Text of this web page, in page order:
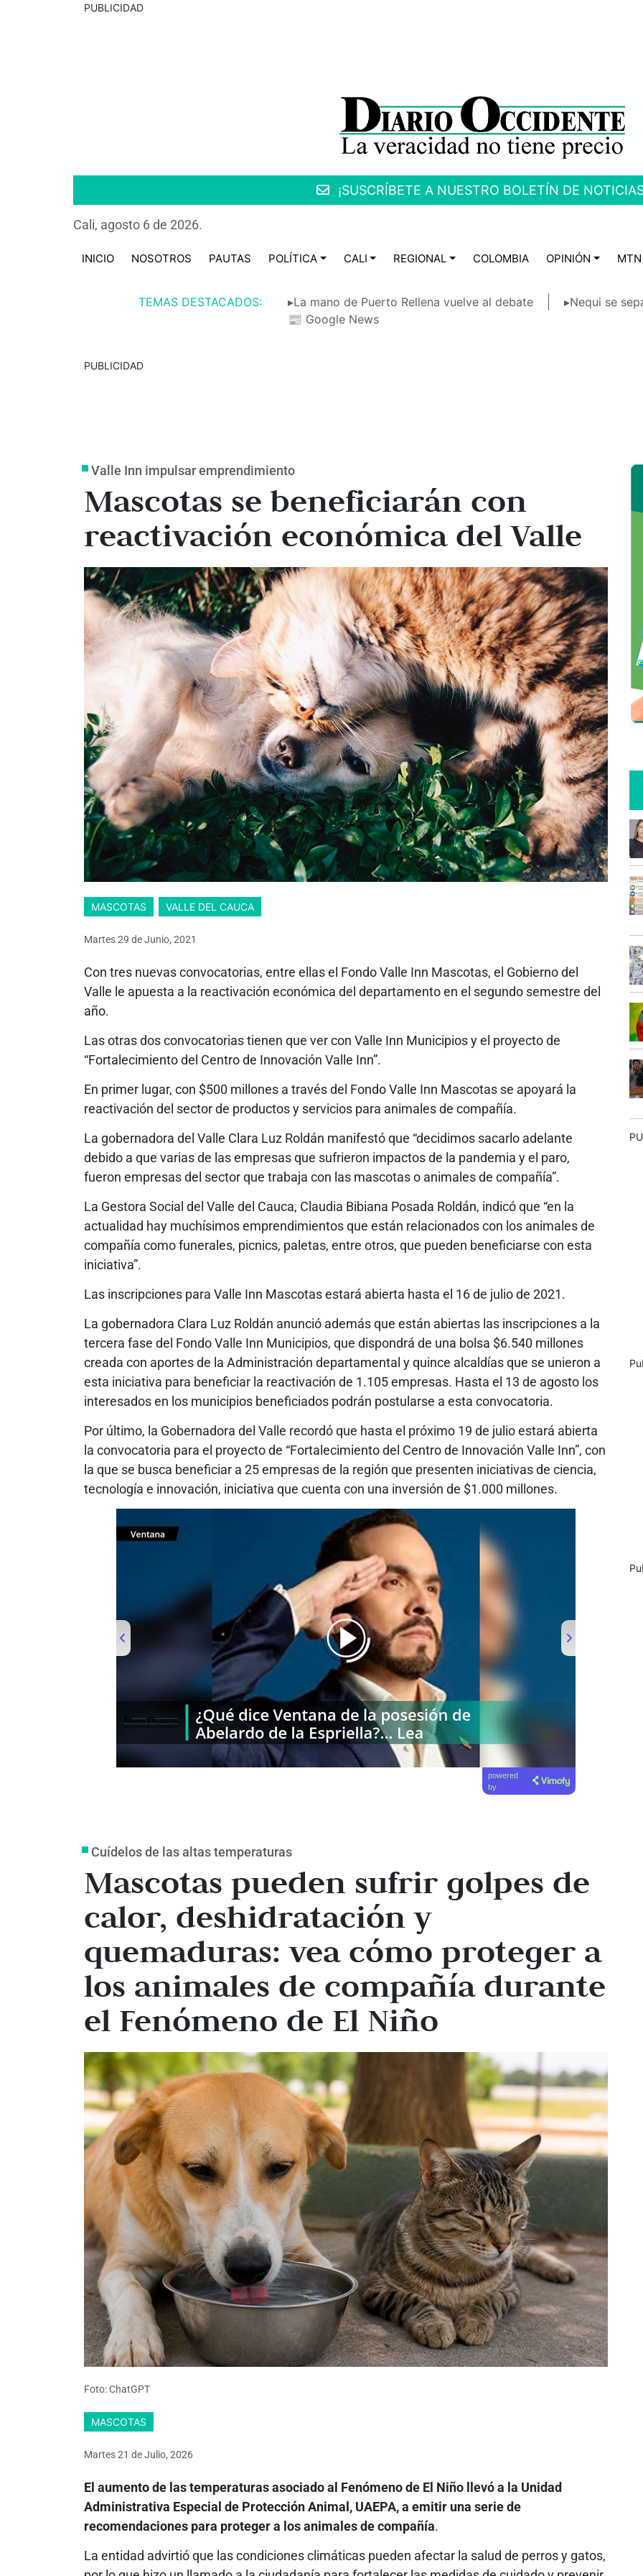
PUBLICIDAD
¡SUSCRÍBETE A NUESTRO BOLETÍN DE
Cali, agosto 6 de 2026.
INICIO NOSOTROS PAUTAS POLÍTICA CALI REGIONAL COLOMBIA OPINIÓN MTN
TEMAS DESTACADOS: ▸La mano de Puerto Rellena vuelve al debate
▸Nequi se
📰 Google News
PUBLICIDAD
Valle Inn impulsar emprendimiento
Mascotas se beneficiarán con
reactivación económica del Valle
MASCOTAS VALLE DEL CAUCA
Martes 29 deJunio, 2021
Con tres nuevas convocatorias, entre ellas el Fondo Valle Inn Mascotas, el Gobierno del
Valle le apuesta a la reactivación económica del departamento en el segundo semestre del
año.
Las otras dos convocatorias tienen que ver con Valle Inn Municipios y el proyecto de
“Fortalecimiento del Centro de Innovación Valle Inn”.
En primer lugar, con $500 millones a través del Fondo Valle Inn Mascotas se apoyará la
reactivación del sector de productos y servicios para animales de compañía.
La gobernadora del Valle Clara Luz Roldán manifestó que “decidimos sacarlo adelante
debido a que varias de las empresas que sufrieron impactos de la pandemia y el paro,
fueron empresas del sector que trabaja con las mascotas o animales de compañía”.
La Gestora Social del Valle del Cauca, Claudia Bibiana Posada Roldán, indicó que “en la
actualidad hay muchísimos emprendimientos que están relacionados con los animales de
compañía como funerales, picnics, paletas, entre otros, que pueden beneficiarse con esta
iniciativa”.
Las inscripciones para Valle Inn Mascotas estará abierta hasta el 16 de julio de 2021.
La gobernadora Clara Luz Roldán anunció además que están abiertas las inscripciones a la
tercera fase del Fondo Valle Inn Municipios, que dispondrá de una bolsa $6.540 millones
creada con aportes de la Administración departamental y quince alcaldías que se unieron a
esta iniciativa para beneficiar la reactivación de 1.105 empresas. Hasta el 13 de agosto los
interesados en los municipios beneficiados podrán postularse a esta convocatoria.
Por último, la Gobernadora del Valle recordó que hasta el próximo 19 de julio estará abierta
la convocatoria para el proyecto de “Fortalecimiento del Centro de Innovación Valle Inn”, con
la que se busca beneficiar a 25 empresas de la región que presenten iniciativas de ciencia,
tecnología e innovación, iniciativa que cuenta con una inversión de $1.000 millones.
01:00 occidente
powered
by
Cuídelos de las altas temperaturas
Mascotas pueden sufrir golpes de
calor, deshidratación y
quemaduras: vea cómo proteger a
los animales de compañía durante
el Fenómeno de El Niño
Foto: ChatGPT
MASCOTAS
Martes 21 deJulio, 2026
El aumento de las temperaturas asociado al Fenómeno de El Niño llevó a la Unidad
Administrativa Especial de Protección Animal, UAEPA, a emitir una serie de
recomendaciones para proteger a los animales de compañía.
La entidad advirtió que las condiciones climáticas pueden afectar la salud de perros y gatos,